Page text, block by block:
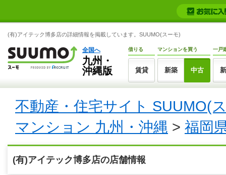
(有)アイテック博多店の詳細情報を掲載しています。SUUMO(スーモ)
全国へ
九州・
沖縄版
借りる
賃貸
マンションを買う
新築 中古
一戸
不動産・住宅サイト SUUMO(
マンション 九州・沖縄 > 福岡
(有)アイテック博多店の店舗情報